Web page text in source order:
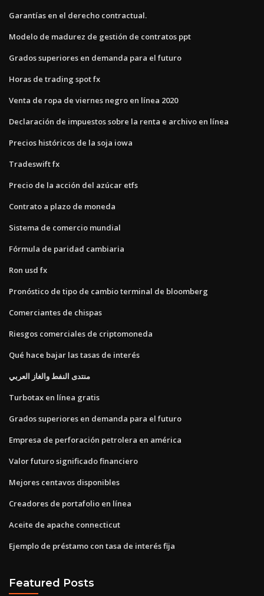
Garantías en el derecho contractual.
Modelo de madurez de gestión de contratos ppt
Grados superiores en demanda para el futuro
Horas de trading spot fx
Venta de ropa de viernes negro en línea 2020
Declaración de impuestos sobre la renta e archivo en línea
Precios históricos de la soja iowa
Tradeswift fx
Precio de la acción del azúcar etfs
Contrato a plazo de moneda
Sistema de comercio mundial
Fórmula de paridad cambiaria
Ron usd fx
Pronóstico de tipo de cambio terminal de bloomberg
Comerciantes de chispas
Riesgos comerciales de criptomoneda
Qué hace bajar las tasas de interés
منتدى النفط والغاز العربي
Turbotax en línea gratis
Grados superiores en demanda para el futuro
Empresa de perforación petrolera en américa
Valor futuro significado financiero
Mejores centavos disponibles
Creadores de portafolio en línea
Aceite de apache connecticut
Ejemplo de préstamo con tasa de interés fija
Featured Posts